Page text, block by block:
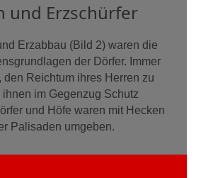
und Erzschürfer
Erzabbau (Bild 2) waren die
der Dörfer. Immer
den Reichtum ihres Herren zu
ihnen im Gegenzug Schutz
und Höfe waren mit Hecken
Palisaden umgeben.